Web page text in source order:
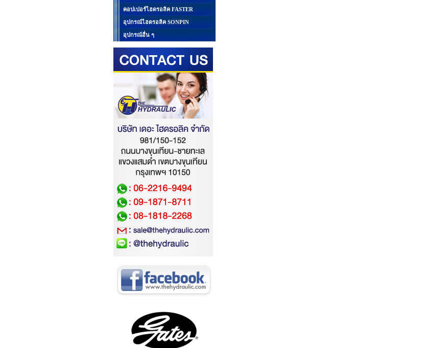
คอปเปอร์ไฮดรอลิค FASTER
อุปกรณ์ไฮดรอลิค SONPIN
อุปกรณ์อื่น ๆ